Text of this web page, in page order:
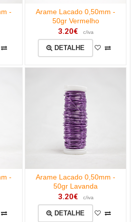
-
Arame Lacado 0,50mm -
50gr Vermelho
3.20€ c/iva
DETALHE
-
Arame Lacado 0,50mm -
50gr Lavanda
3.20€ c/iva
DETALHE